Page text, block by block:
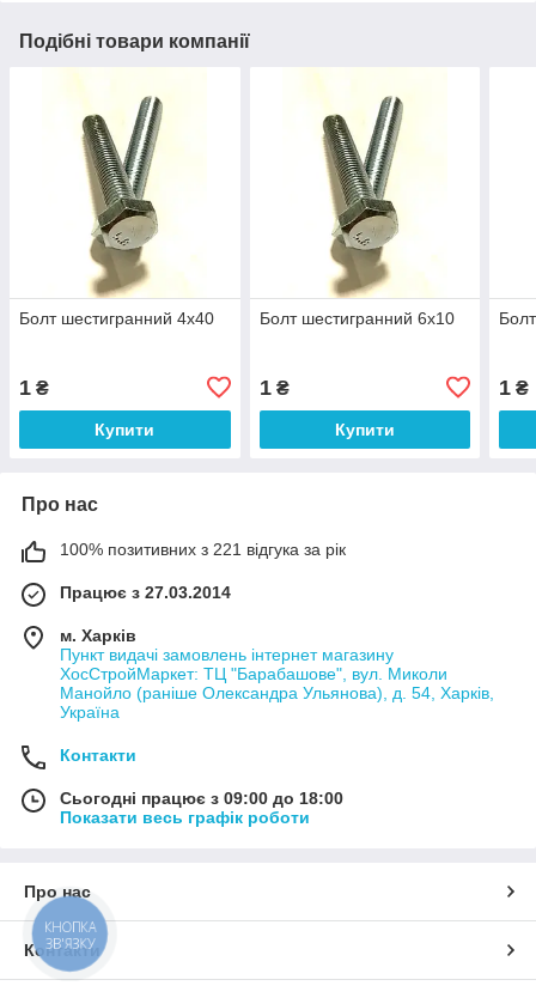
Подібні товари компанії
Болт шестигранний 4х40
1 ₴
Купити
Болт шестигранний 6х10
1₴
Купити
1 ₴
Про нас
100% позитивних з 221 відгука за рік
Працює з 27.03.2014
м. Харків
Пункт видачі замовлень інтернет магазину
ХосСтройМаркет: ТЦ "Барабашове", вул. Миколи
Манойло (раніше Олександра Ульянова), д. 54, Харків,
Україна
Контакти
Сьогодні працює з 09:00 до 18:00
Показати весь графік роботи
Про нас
Контакти
КНОПКА
ЗВ'ЯЗКУ